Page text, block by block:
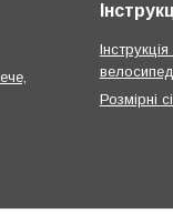
Розмірні